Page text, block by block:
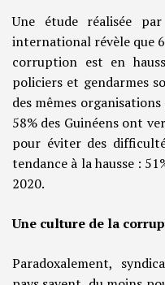
Une étude réalisée
international révèle que
corruption est en
policiers et gendarmes
des mêmes
58% des Guinéens ont
pour éviter des
tendance à la hausse :
2020.
Une culture de la
Paradoxalement,